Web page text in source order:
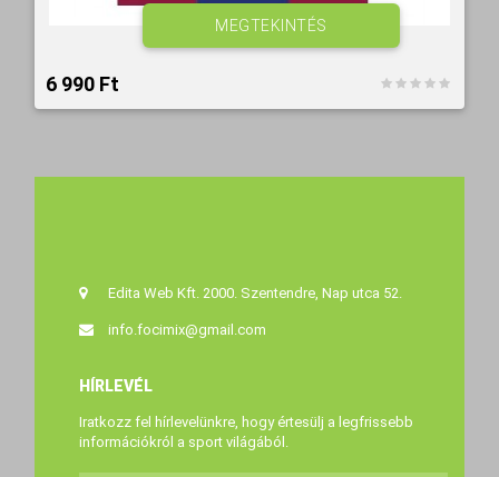
6 990 Ft‎
MEGTEKINTÉS
Edita Web Kft. 2000. Szentendre, Nap utca 52.
info.focimix@gmail.com
HÍRLEVÉL
Iratkozz fel hírlevelünkre, hogy értesülj a legfrissebb
információkról a sport világából.